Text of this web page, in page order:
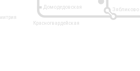
Зябликово
Домодедовская
Красногвардейская